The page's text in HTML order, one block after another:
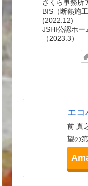
さくら事務所
BIS（断熱施
(2022.12)
JSHI公認ホー
（2023.3）
エコ
前 真
望の